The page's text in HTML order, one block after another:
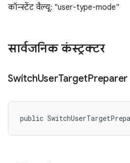
कॉन्स्टेंट वैल्यू: "user-type-mode"
सार्वजनिक कंस्ट्रक्टर
SwitchUserTargetPreparer
public